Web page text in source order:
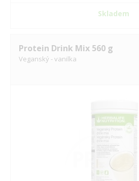
Skladem
Protein Drink Mix 560 g
Veganský - vanilka